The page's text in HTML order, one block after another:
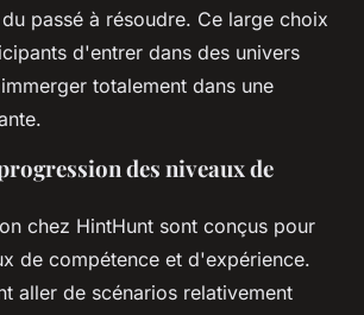
passé à résoudre. Ce large choix
d'entrer dans des univers
totalement dans une
des niveaux de
chez HintHunt sont conçus pour
de compétence et d'expérience.
aller de scénarios relativement